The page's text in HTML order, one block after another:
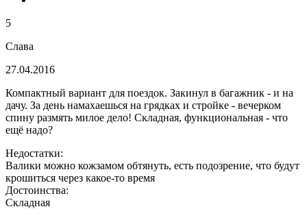
5
Слава
27.04.2016
Компактный вариант для поездок. Закинул в багажник - и на
дачу. За день намахаешься на грядках и стройке - вечерком
спину размять милое дело! Складная, функциональная - что
ещё надо?
Недостатки:
Валики можно кожзамом обтянуть, есть подозрение, что будут
крошиться через какое-то время
Достоинства:
Складная